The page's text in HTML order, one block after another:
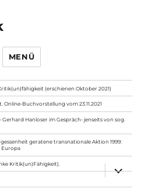
MENÜ
(erschienen Oktober 2021)
Buchvorstellung vom 23.11.2021
Gerhard Hanloser im Gespräch- jenseits von sog.
geratene transnationale Aktion 1999:
Europa
Kritik(un)Fähigkeit).
anzeigen